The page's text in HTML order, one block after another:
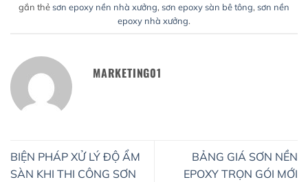
gắn thẻsơn epoxy nền nhà xưởng, sơn epoxy sàn bê tông, sơn nền
epoxy nhà xưởng.
MARKETING01
BIỆN PHÁP XỬ LÝ ĐỘ ẨM
SÀN KHI THI CÔNG SƠN
BẢNG GIÁ SƠN NỀN
EPOXY TRỌN GÓI MỚI